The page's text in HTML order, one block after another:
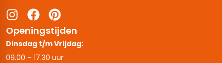
Openingstijden
Dinsdag t/m Vrijdag:
09.00 – 17.30 uur